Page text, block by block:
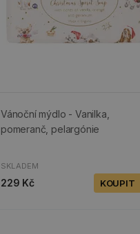
Vánoční mýdlo - Vanilka,
pomeranč, pelargónie
SKLADEM
229 Kč KOUPIT